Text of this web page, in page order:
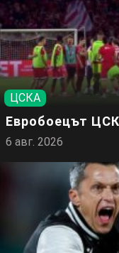
ЦСКА
Евробоецът
6 авг. 2026